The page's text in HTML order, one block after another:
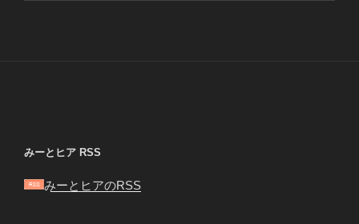
みーとヒア RSS
みーとヒアのRSS